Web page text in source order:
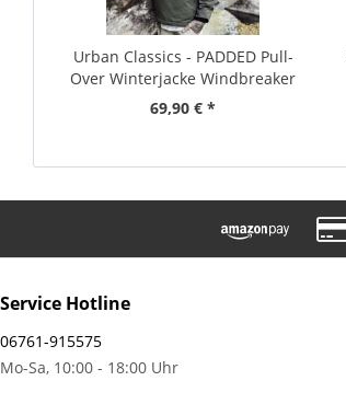
Urban Classics - PADDED Pull-
Over Winterjacke Windbreaker
69,90 € *
Service Hotline
06761-915575
Mo-Sa, 10:00 - 18:00 Uhr